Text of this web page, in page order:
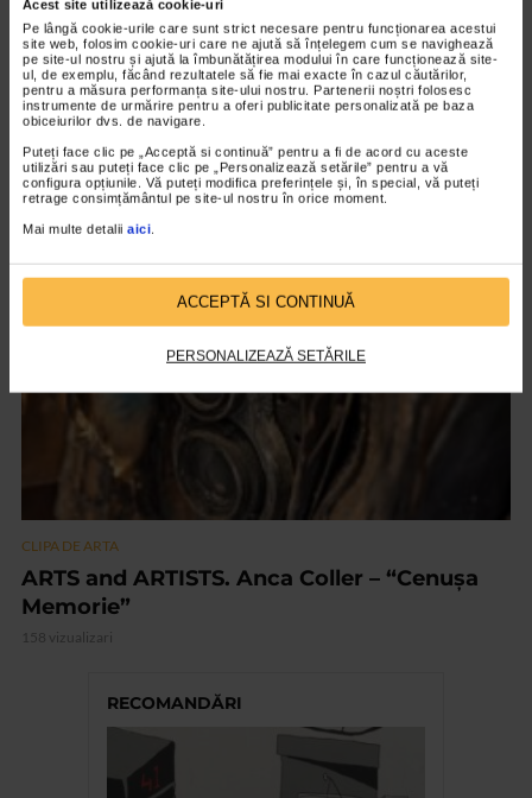
Acest site utilizează cookie-uri
Pe lângă cookie-urile care sunt strict necesare pentru funcționarea acestui
site web, folosim cookie-uri care ne ajută să înțelegem cum se navighează
pe site-ul nostru și ajută la îmbunătățirea modului în care funcționează site-
ul, de exemplu, făcând rezultatele să fie mai exacte în cazul căutărilor,
pentru a măsura performanța site-ului nostru. Partenerii noștri folosesc
instrumente de urmărire pentru a oferi publicitate personalizată pe baza
obiceiurilor dvs. de navigare.
Puteți face clic pe „Acceptă si continuă” pentru a fi de acord cu aceste
utilizări sau puteți face clic pe „Personalizează setările” pentru a vă
configura opțiunile. Vă puteți modifica preferințele și, în special, vă puteți
retrage consimțământul pe site-ul nostru în orice moment.
Mai multe detalii aici.
ACCEPTĂ SI CONTINUĂ
PERSONALIZEAZĂ SETĂRILE
Nicolae Tonitza – Pictor al copiilor
147 vizualizari
CLIPA DE ARTA
ARTS and ARTISTS. Anca Coller – “Cenușa
Memorie”
158 vizualizari
RECOMANDĂRI